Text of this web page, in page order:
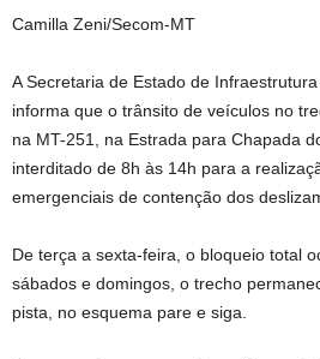
Camilla Zeni/Secom-MT
A Secretaria de Estado de
informa que o trânsito de veículos no
na MT-251, na Estrada para Chapada
interditado de 8h às 14h para a
emergenciais de contenção dos
De terça a sexta-feira, o bloqueio total
sábados e domingos, o trecho
pista, no esquema pare e siga.